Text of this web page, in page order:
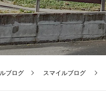
ブログ スマイルブログ